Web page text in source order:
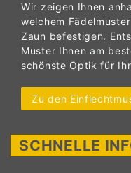
Wir zeigen Ihnen
welchem
Zaun befestigen.
Muster Ihnen am
schönste Optik für
Zu den
SCHNELLE